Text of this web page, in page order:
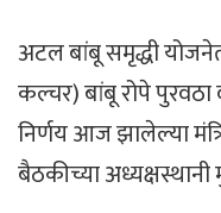
अटल बांबू समृद्धी
कल्चर) बांबू रोपे
निर्णय आज झालेल्या
बैठकीच्या